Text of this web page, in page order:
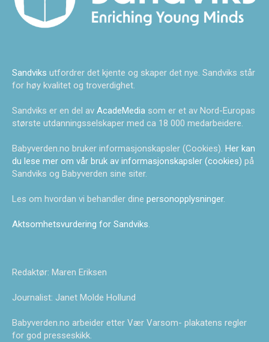
Sandviks utfordrer det kjente og skaper det nye. Sandviks står
for høy kvalitet og troverdighet.
Sandviks er en del av AcadeMedia som er et av Nord-Europas
største utdanningsselskaper med ca 18 000 medarbeidere.
Babyverden.no bruker informasjonskapsler (Cookies). Her kan
du lese mer om vår bruk av informasjonskapsler (cookies) på
Sandviks og Babyverden sine siter.
Les om hvordan vi behandler dine personopplysninger.
Aktsomhetsvurdering for Sandviks.
Redaktør: Maren Eriksen
Journalist: Janet Molde Hollund
Babyverden.no arbeider etter Vær Varsom- plakatens regler
for god presseskikk.